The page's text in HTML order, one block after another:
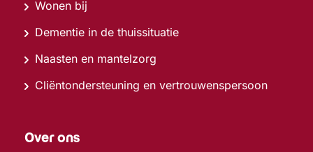
Wonen bij
Dementie in de thuissituatie
Naasten en mantelzorg
Cliëntondersteuning en vertrouwenspersoon
Over ons